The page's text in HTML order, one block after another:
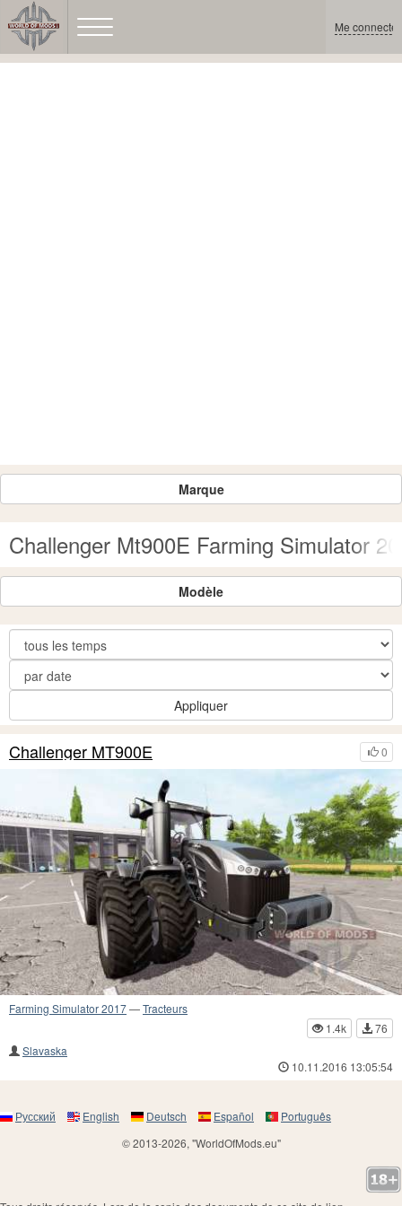
Me connecter
Marque
Challenger Mt900E Farming Simulator
Modèle
Appliquer
0
Challenger MT900E
Farming Simulator 2017—Tracteurs
1.4k
76
Slavaska
10.11.2016 13:05:54
Русский English Deutsch Español
Português
© 2013-2026, "WorldOfMods.eu"